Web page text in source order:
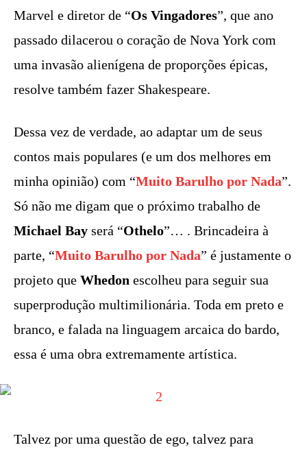
Marvel e diretor de “Os Vingadores”, que ano
passado dilacerou o coração de Nova York com
uma invasão alienígena de proporções épicas,
resolve também fazer Shakespeare.
Dessa vez de verdade, ao adaptar um de seus
contos mais populares (e um dos melhores em
minha opinião) com “Muito Barulho por Nada”.
Só não me digam que o próximo trabalho de
Michael Bay será “Othelo”… . Brincadeira à
parte, “Muito Barulho por Nada” é justamente o
projeto que Whedon escolheu para seguir sua
superprodução multimilionária. Toda em preto e
branco, e falada na linguagem arcaica do bardo,
essa é uma obra extremamente artística.
Talvez por uma questão de ego, talvez para